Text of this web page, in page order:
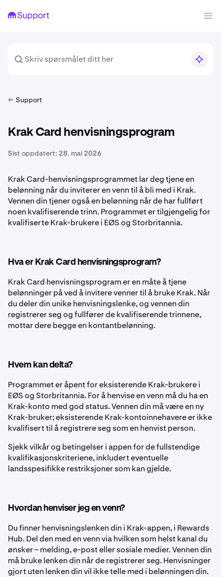
Support
Krak Card henvisningsprogram
Sist oppdatert: 28. mai 2026
Krak Card-henvisningsprogrammet lar deg tjene en
belønning når du inviterer en venn til å bli med i Krak.
Vennen din tjener også en belønning når de har fullført
noen kvalifiserende trinn. Programmet er tilgjengelig for
kvalifiserte Krak-brukere i EØS og Storbritannia.
Hva er Krak Card henvisningsprogram?
Krak Card henvisningsprogram er en måte å tjene
belønninger på ved å invitere venner til å bruke Krak. Når
du deler din unike henvisningslenke, og vennen din
registrerer seg og fullfører de kvalifiserende trinnene,
mottar dere begge en kontantbelønning.
Hvem kan delta?
Programmet er åpent for eksisterende Krak-brukere i
EØS og Storbritannia. For å henvise en venn må du ha en
Krak-konto med god status. Vennen din må være en ny
Krak-bruker; eksisterende Krak-kontoinnehavere er ikke
kvalifisert til å registrere seg som en henvist person.
Sjekk vilkår og betingelser i appen for de fullstendige
kvalifikasjonskriteriene, inkludert eventuelle
landsspesifikke restriksjoner som kan gjelde.
Hvordan henviser jeg en venn?
Du finner henvisningslenken din i Krak-appen, i Rewards
Hub. Del den med en venn via hvilken som helst kanal du
ønsker – melding, e-post eller sosiale medier. Vennen din
må bruke lenken din når de registrerer seg. Henvisninger
gjort uten lenken din vil ikke telle med i belønningen din.